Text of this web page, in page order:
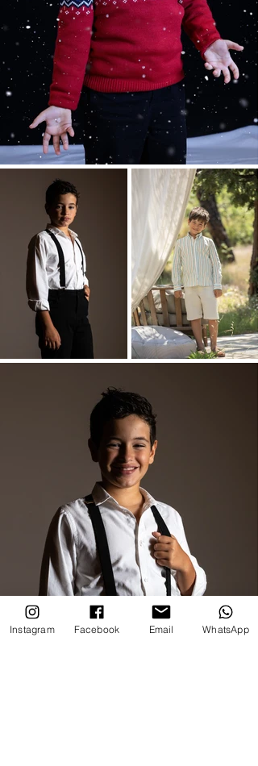
Instagram Facebook Email WhatsApp